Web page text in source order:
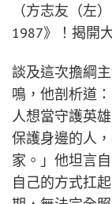
（方志友（左
1987》！揭開
談及這次擔綱
鳴，他剖析道
人想當守護英
保護身邊的人
家。」他坦言
自己的方式扛